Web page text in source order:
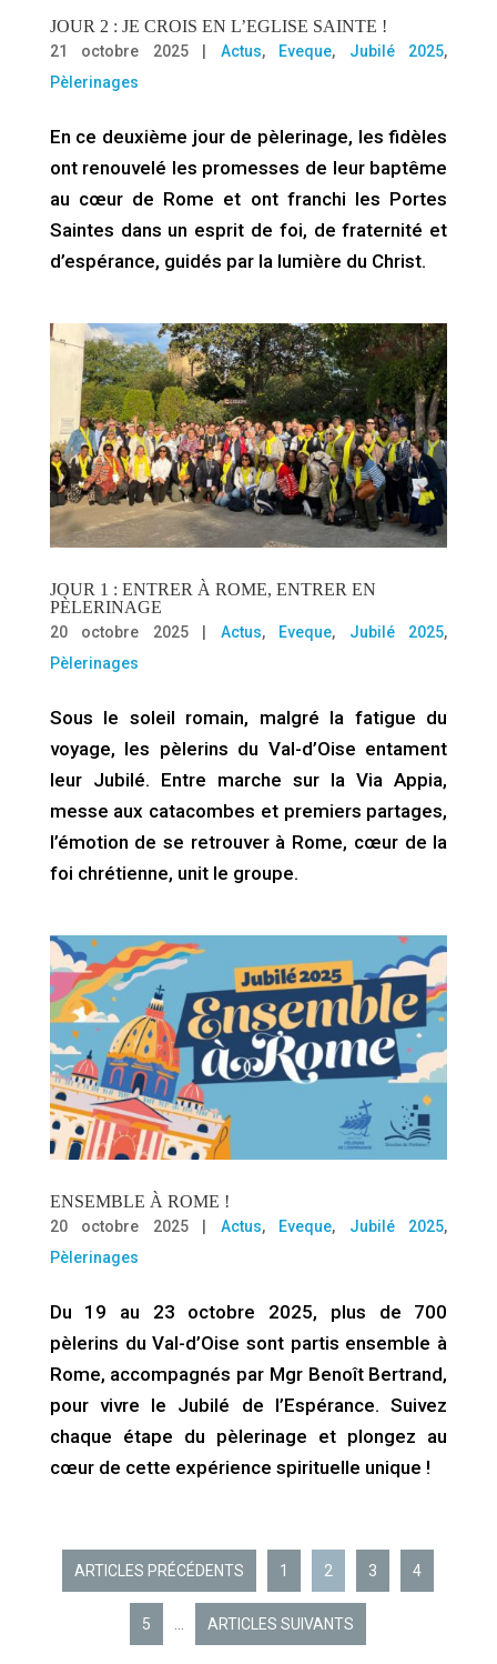
JOUR 2 : JE CROIS EN L’EGLISE SAINTE !
21 octobre 2025| Actus, Eveque, Jubilé 2025,
Pèlerinages
En ce deuxième jour de pèlerinage, les fidèles
ont renouvelé les promesses de leur baptême
au cœur de Rome et ont franchi les Portes
Saintes dans un esprit de foi, de fraternité et
d’espérance, guidés par la lumière du Christ.
JOUR 1 : ENTRER À ROME, ENTRER EN
PÈLERINAGE
20 octobre 2025| Actus, Eveque, Jubilé 2025,
Pèlerinages
Sous le soleil romain, malgré la fatigue du
voyage, les pèlerins du Val-d’Oise entament
leur Jubilé. Entre marche sur la Via Appia,
messe aux catacombes et premiers partages,
l’émotion de se retrouver à Rome, cœur de la
foi chrétienne, unit le groupe.
ENSEMBLE À ROME !
20 octobre 2025| Actus, Eveque, Jubilé 2025,
Pèlerinages
Du 19 au 23 octobre 2025, plus de 700
pèlerins du Val-d’Oise sont partis ensemble à
Rome, accompagnés par Mgr Benoît Bertrand,
pour vivre le Jubilé de l’Espérance. Suivez
chaque étape du pèlerinage et plongez au
cœur de cette expérience spirituelle unique !
ARTICLES PRÉCÉDENTS 1 2 3 4
5 ARTICLES SUIVANTS